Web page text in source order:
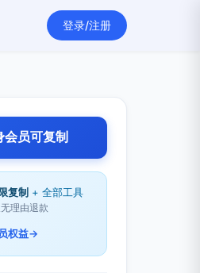
登录/注册
员可复制
复制 + 全部工具
理由退款
权益→